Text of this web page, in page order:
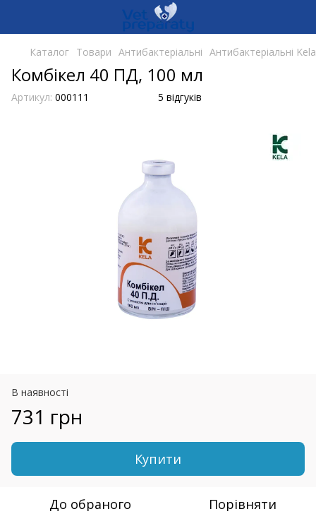
Каталог Товари Антибактеріальні Антибактеріальні
Комбікел 40 ПД, 100 мл
Артикул: 000111 5 відгуків
В наявності
731 грн
Купити
До обраного Порівняти